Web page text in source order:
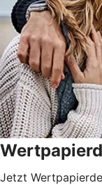
Jetzt